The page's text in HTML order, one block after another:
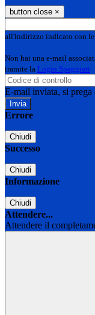
button close ×
all'indirizzo indicato con le
Non hai una e-mail
tramite la Login Spaggiari
E-mail inviata, si prega
Errore
Chiudi
Successo
Chiudi
Informazione
Chiudi
Attendere...
Attendere il